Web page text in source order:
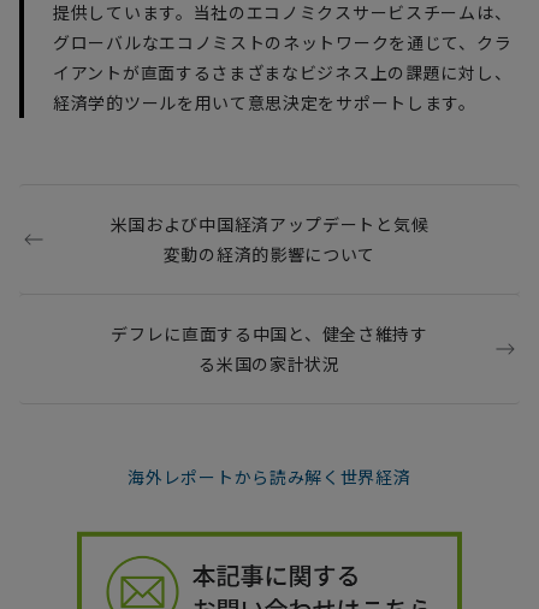
提供しています。当社のエコノミクスサービスチームは、
グローバルなエコノミストのネットワークを通じて、クラ
イアントが直面するさまざまなビジネス上の課題に対し、
経済学的ツールを用いて意思決定をサポートします。
米国および中国経済アップデートと気候
変動の経済的影響について
デフレに直面する中国と、健全さ維持す
る米国の家計状況
海外レポートから読み解く世界経済